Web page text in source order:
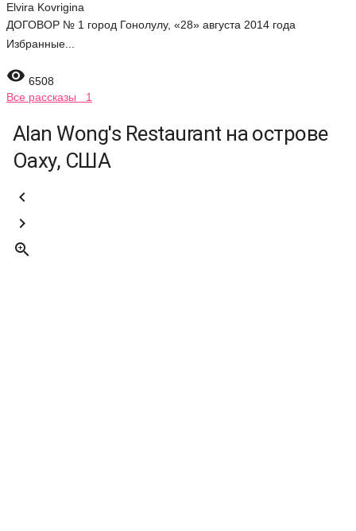
Elvira Kovrigina
ДОГОВОР № 1 город Гонолулу, «28» августа 2014 года
Избранные...
 6508
Все рассказы 1
Alan Wong's Restaurant на острове
Оаху, США


